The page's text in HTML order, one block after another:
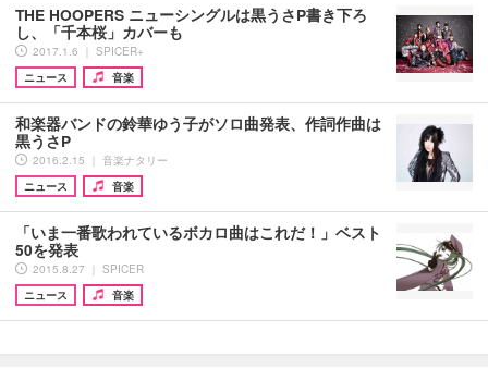
THE HOOPERS ニューシングルは黒うさP書き下ろ
し、「千本桜」カバーも
2017.1.6 ｜ SPICER+
ニュース
音楽
和楽器バンドの鈴華ゆう子がソロ曲発表、作詞作曲は
黒うさP
2016.2.15 ｜ 音楽ナタリー
ニュース
音楽
「いま一番歌われているボカロ曲はこれだ！」ベスト
50を発表
2015.8.27 ｜ SPICER
ニュース
音楽